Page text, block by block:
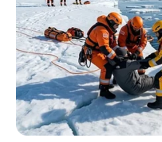
Añadió el oficial que
se han realizado39
orden judicial, además,
incautadas y diez